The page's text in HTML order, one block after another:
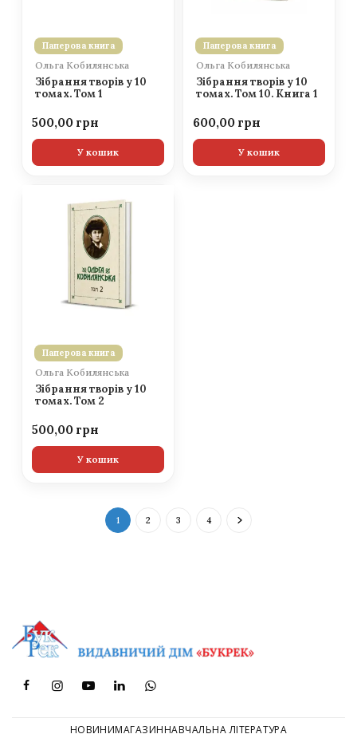
Паперова книга
Ольга Кобилянська
Зібрання творів у 10
томах. Том 1
500,00
У кошик
Паперова книга
Ольга Кобилянська
Зібрання творів у 10
томах. Том 10. Книга 1
600,00
У кошик
Паперова книга
Ольга Кобилянська
Зібрання творів у 10
томах. Том 2
500,00
У кошик
1 2 3 4
НОВИНИМАГАЗИННАВЧАЛЬНА ЛІТЕРАТУРА